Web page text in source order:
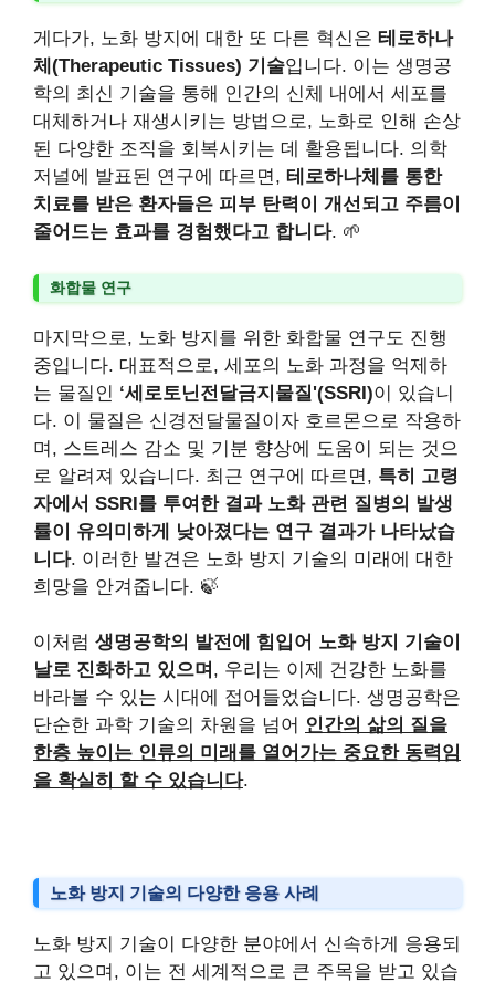
게다가, 노화 방지에 대한 또 다른 혁신은 테로하나
체(Therapeutic Tissues) 기술입니다. 이는 생명공
학의 최신 기술을 통해 인간의 신체 내에서 세포를
대체하거나 재생시키는 방법으로, 노화로 인해 손상
된 다양한 조직을 회복시키는 데 활용됩니다. 의학
저널에 발표된 연구에 따르면, 테로하나체를 통한
치료를 받은 환자들은 피부 탄력이 개선되고 주름이
줄어드는 효과를 경험했다고 합니다. 🌱
화합물 연구
마지막으로, 노화 방지를 위한 화합물 연구도 진행
중입니다. 대표적으로, 세포의 노화 과정을 억제하
는 물질인 ‘세로토닌전달금지물질'(SSRI)이 있습니
다. 이 물질은 신경전달물질이자 호르몬으로 작용하
며, 스트레스 감소 및 기분 향상에 도움이 되는 것으
로 알려져 있습니다. 최근 연구에 따르면, 특히 고령
자에서 SSRI를 투여한 결과 노화 관련 질병의 발생
률이 유의미하게 낮아졌다는 연구 결과가 나타났습
니다. 이러한 발견은 노화 방지 기술의 미래에 대한
희망을 안겨줍니다. 🍃
이처럼 생명공학의 발전에 힘입어 노화 방지 기술이
날로 진화하고 있으며 , 우리는 이제 건강한 노화를
바라볼 수 있는 시대에 접어들었습니다. 생명공학은
단순한 과학 기술의 차원을 넘어 인간의 삶의 질을
한층 높이는 인류의 미래를 열어가는 중요한 동력임
을 확실히 할 수 있습니다.
노화 방지 기술의 다양한 응용 사례
노화 방지 기술이 다양한 분야에서 신속하게 응용되
고 있으며, 이는 전 세계적으로 큰 주목을 받고 있습